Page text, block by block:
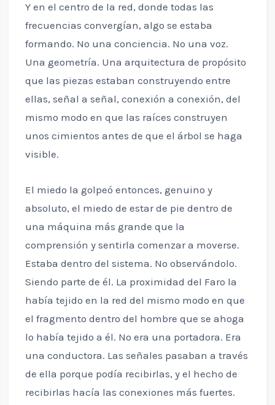
Y en el centro de la red, donde todas las
frecuencias convergían, algo se estaba
formando. No una conciencia. No una voz.
Una geometría. Una arquitectura de propósito
que las piezas estaban construyendo entre
ellas, señal a señal, conexión a conexión, del
mismo modo en que las raíces construyen
unos cimientos antes de que el árbol se haga
visible.
El miedo la golpeó entonces, genuino y
absoluto, el miedo de estar de pie dentro de
una máquina más grande que la
comprensión y sentirla comenzar a moverse.
Estaba dentro del sistema. No observándolo.
Siendo parte de él. La proximidad del Faro la
había tejido en la red del mismo modo en que
el fragmento dentro del hombre que se ahoga
lo había tejido a él. No era una portadora. Era
una conductora. Las señales pasaban a través
de ella porque podía recibirlas, y el hecho de
recibirlas hacía las conexiones más fuertes.